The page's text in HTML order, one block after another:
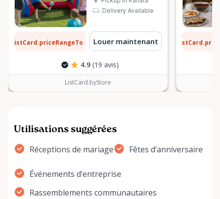
Delivery Available
ListCard.priceRangeTo par jour
Louer maintenant
4.9 (19 avis)
ListCard.byStore
Utilisations suggérées
Réceptions de mariage Fêtes d’anniversaire
Événements d’entreprise
Rassemblements communautaires